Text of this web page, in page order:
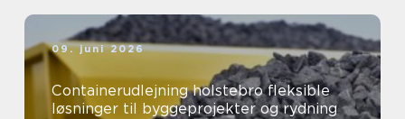
09. juni 2026
Containerudlejning holstebro fleksible
løsninger til byggeprojekter og rydning